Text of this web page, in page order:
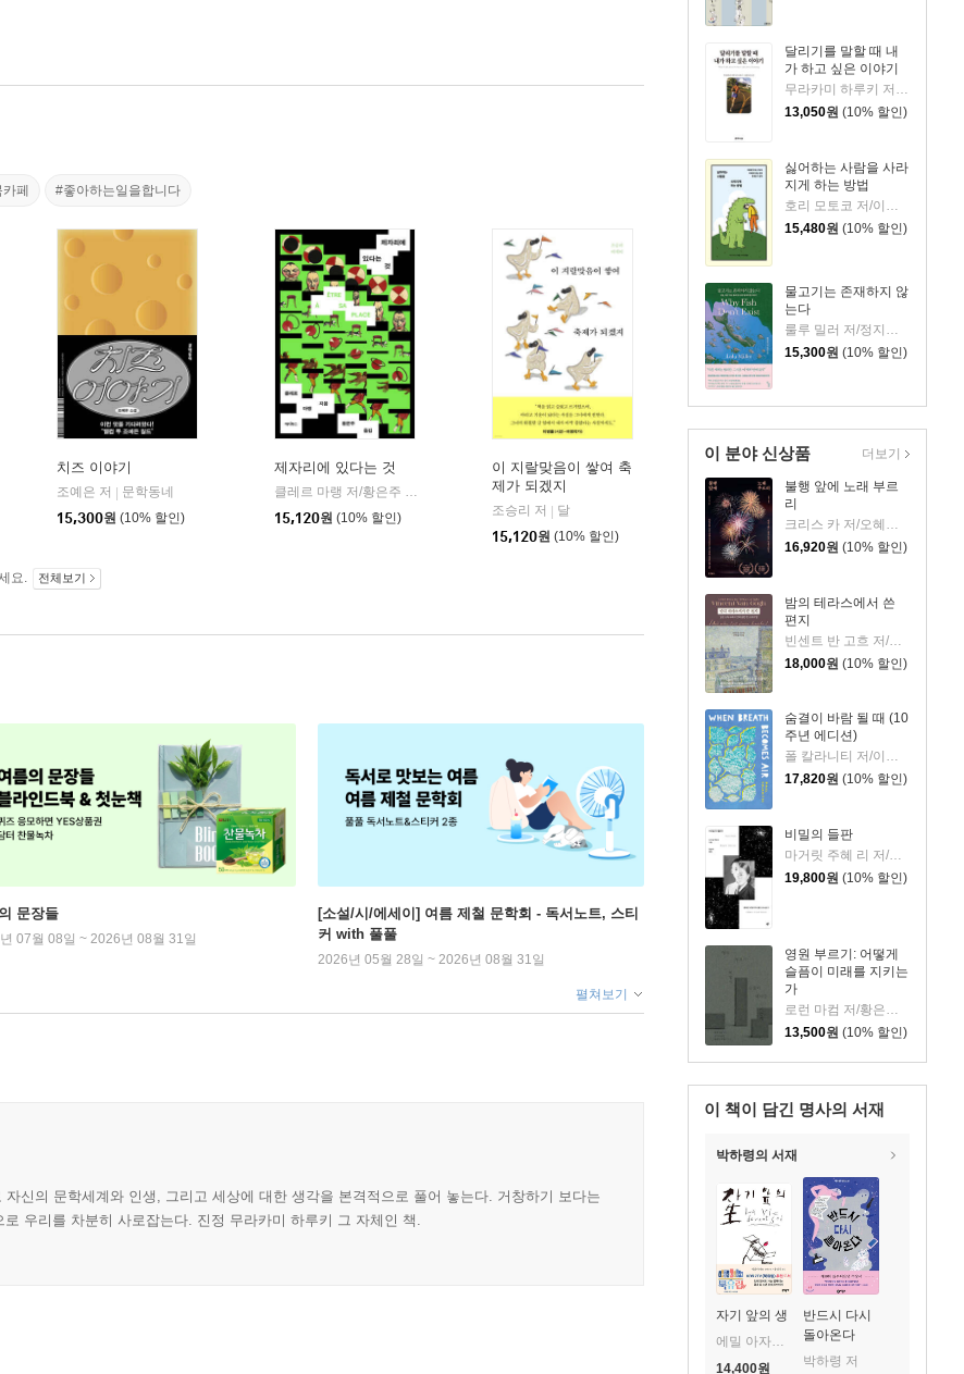
달리기를 말할 때 내
가 하고 싶은 이야기
무라카미 하루키 저/임홍빈 역
13,050원 (10% 할인)
싫어하는 사람을 사라
지게 하는 방법
호리 모토코 저/이은혜 역
15,480원 (10% 할인)
물고기는 존재하지 않
는다
15,300원 (10% 할인)
이 분야 신상품
불행 앞에 노래 부르
리
16,920원 (10% 할인)
밤의 테라스에서 쓴
편지
빈센트 반 고흐 저/신성림 역
18,000원 (10% 할인)
숨결이 바람 될 때 (10
주년 에디션)
17,820원 (10% 할인)
비밀의 들판
마거릿 주혜 리 저/장상미 역
19,800원 (10% 할인)
영원 부르기: 어떻게
슬픔이 미래를 지키는
가
13,500원 (10% 할인)
더보기
이 책이 담긴 명사의 서재
박하령의 서재
자기 앞의 생
에밀 아자르 저/용경식 역
14,400원
반드시 다시
돌아온다
박하령 저
페 #좋아하는일을합니다
치즈 이야기
조예은 저
문학동네
15,300원 (10% 할인)
제자리에 있다는 것
클레르 마랭 저/황은주 역
15,120원 (10% 할인)
이 지랄맞음이 쌓여 축
제가 되겠지
조승리 저
달
15,120원 (10% 할인)
요. 전체보기
문장들
07월 08일 ~ 2026년 08월 31일
[소설/시/에세이] 여름 제철 문학회 - 독서노트, 스티
커 with 풀풀
2026년 05월 28일 ~ 2026년 08월 31일
펼쳐보기
신의 문학세계와 인생, 그리고 세상에 대한 생각을 본격적으로 풀어 놓는다. 거창하기 보다는
우리를 차분히 사로잡는다. 진정 무라카미 하루키 그 자체인 책.